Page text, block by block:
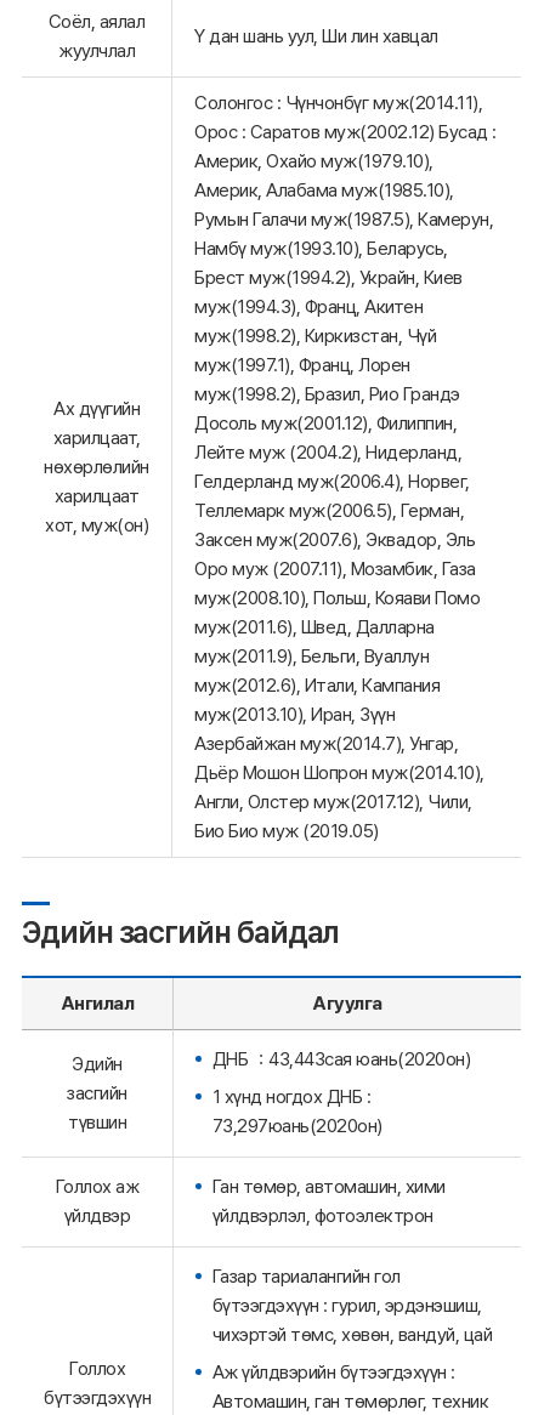
Соёл, аялал
жуулчлал
Ү дан шань уул, Ши лин хавцал
Ах дүүгийн
харилцаат,
нөхөрлөлийн
харилцаат
хот, муж(он)
Солонгос : Чүнчонбүг муж(2014.11),
Орос : Саратов муж(2002.12) Бусад :
Америк, Охайо муж(1979.10),
Америк, Алабама муж(1985.10),
Румын Галачи муж(1987.5), Камерун,
Намбү муж(1993.10), Беларусь,
Брест муж(1994.2), Украйн, Киев
муж(1994.3), Франц, Акитен
муж(1998.2), Киркизстан, Чүй
муж(1997.1), Франц, Лорен
муж(1998.2), Бразил, Рио Грандэ
Досоль муж(2001.12), Филиппин,
Лейте муж (2004.2), Нидерланд,
Гелдерланд муж(2006.4), Норвег,
Теллемарк муж(2006.5), Герман,
Заксен муж(2007.6), Эквадор, Эль
Оро муж (2007.11), Мозамбик, Газа
муж(2008.10), Польш, Кояави Помо
муж(2011.6), Швед, Далларна
муж(2011.9), Бельги, Вуаллун
муж(2012.6), Итали, Кампания
муж(2013.10), Иран, Зүүн
Азербайжан муж(2014.7), Унгар,
Дьёр Мошон Шопрон муж(2014.10),
Англи, Олстер муж(2017.12), Чили,
Био Био муж (2019.05)
Эдийн засгийн байдал
Ангилал Агуулга
Эдийн
засгийн
түвшин
ДНБ ：43,443сая юань(2020он)
1 хүнд ногдох ДНБ :
73,297юань(2020он)
Голлох аж
үйлдвэр
Ган төмөр, автомашин, хими
үйлдвэрлэл, фотоэлектрон
Голлох
бүтээгдэхүүн
Газар тариалангийн гол
бүтээгдэхүүн : гурил, эрдэнэшиш,
чихэртэй төмс, хөвөн, вандуй, цай
Аж үйлдвэрийн бүтээгдэхүүн :
Автомашин, ган төмөрлөг, техник